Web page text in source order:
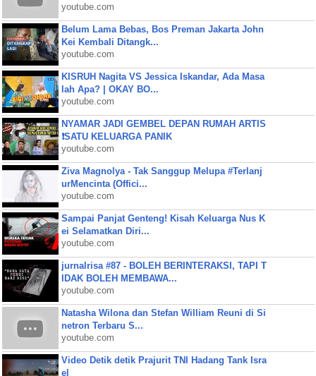
youtube.com
Belum Lama Bebas, Bos Preman Jakarta John
Kei Kembali Ditangk...
youtube.com
KISRUH Nagita VS Jessica Iskandar, Ada Masa
lah Apa? | OKAY BO...
youtube.com
NYAMAR JADI GEMBEL DEPAN RUMAH ARTIS
❗SATU KELUARGA PANIK
youtube.com
Ziva Magnolya - Tak Sanggup Melupa #Terlanj
urMencinta (Offici...
youtube.com
Sampai Panjat Genteng! Kisah Keluarga Nus K
ei Selamatkan Diri...
youtube.com
jurnalrisa #87 - BOLEH BERINTERAKSI, TAPI T
IDAK BOLEH MEMBAWA...
youtube.com
Natasha Wilona dan Stefan William Reuni di Si
netron Terbaru S...
youtube.com
Video Detik detik Prajurit TNI Hadang Tank Isra
el